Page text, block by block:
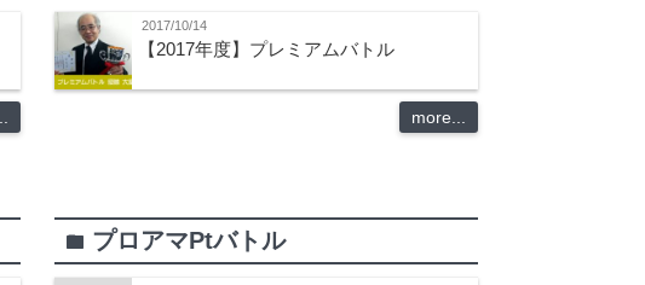
2017/10/14
【2017年度】プレミアムバトル
more...
folder プロアマPtバトル